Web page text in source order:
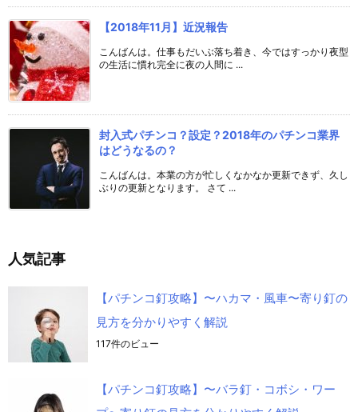
【2018年11月】近況報告
こんばんは。仕事もだいぶ落ち着き、今ではすっかり夜型
の生活に慣れ完全に夜の人間に ...
封入式パチンコ？設定？2018年のパチンコ業界
はどうなるの？
こんばんは。本業の方が忙しくなかなか更新できず、久し
ぶりの更新となります。 さて ...
人気記事
【パチンコ釘攻略】〜ハカマ・風車〜寄り釘の
見方を分かりやすく解説
117件のビュー
【パチンコ釘攻略】〜バラ釘・コボシ・ワー